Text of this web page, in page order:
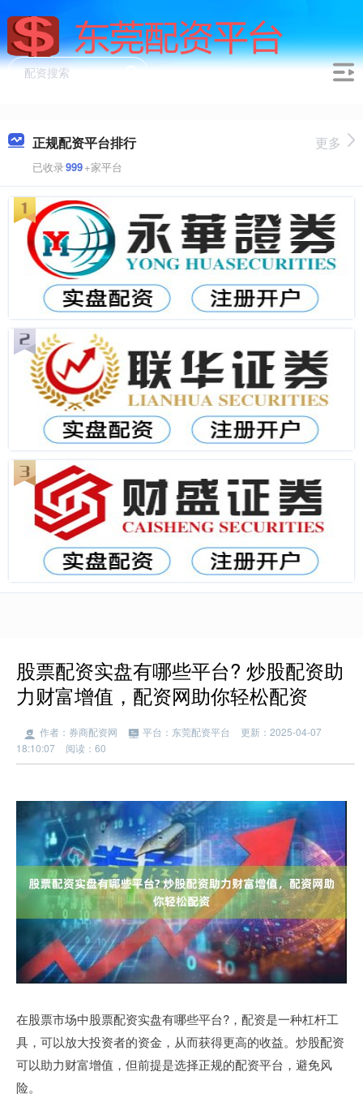
正规配资平台排行
已收录999+家平台
更多
股票配资实盘有哪些平台? 炒股配资助
力财富增值，配资网助你轻松配资
作者：券商配资网 平台：东莞配资平台
更新：2025-04-07
18:10:07
阅读：60
在股票市场中股票配资实盘有哪些平台?，配资是一种杠杆工
具，可以放大投资者的资金，从而获得更高的收益。炒股配资
可以助力财富增值，但前提是选择正规的配资平台，避免风
险。